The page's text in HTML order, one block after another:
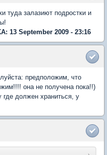
туда залазиют подростки и
13 September 2009 - 23:16
предположим, что
она не получена пока!!)
где должен храниться, у